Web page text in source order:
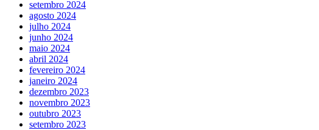
setembro 2024
agosto 2024
julho 2024
junho 2024
maio 2024
abril 2024
fevereiro 2024
janeiro 2024
dezembro 2023
novembro 2023
outubro 2023
setembro 2023